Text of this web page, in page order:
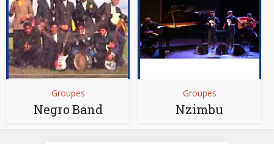
Groupes
Negro Band
Groupes
Nzimbu